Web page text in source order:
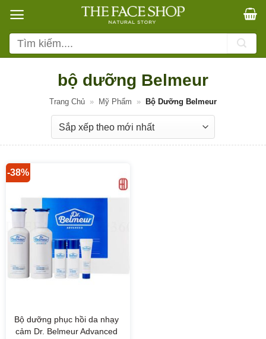
qua
nội
dung
Tìm
kiếm:
bộ dưỡng Belmeur
Trang Chủ » Mỹ Phẩm » Bộ Dưỡng Belmeur
-38%
Bộ dưỡng phục hồi da nhạy
cảm Dr. Belmeur Advanced